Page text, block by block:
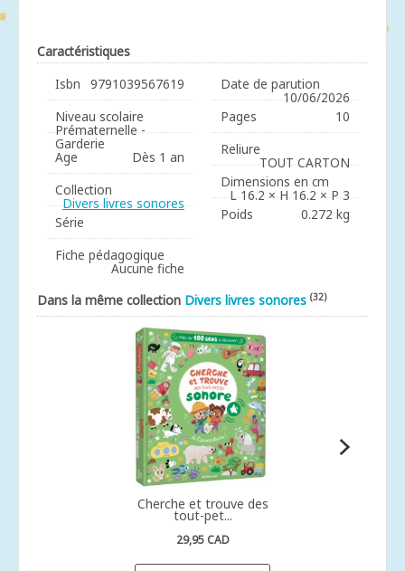
Caractéristiques
Isbn
9791039567619
Niveau scolaire
Prématernelle -
Garderie
Age
Dès 1 an
Collection
Divers livres sonores
Série
Fiche pédagogique
Aucune fiche
Date de parution
10/06/2026
Pages
10
Reliure
TOUT CARTON
Dimensions en cm
L 16.2 × H 16.2 × P 3
Poids
0.272 kg
Dans la même collection Divers livres sonores (32)
Cherche et trouve des
tout-pet...
29,95 CAD